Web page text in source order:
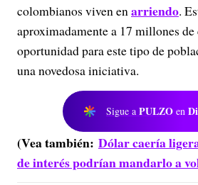
colombianos viven enarriendo.
aproximadamente a 17 millones
oportunidad para este tipo de
una novedosa iniciativa.
Sigue a PULZO en
(Vea también: Dólar caería
de interés podrían mandarlo a